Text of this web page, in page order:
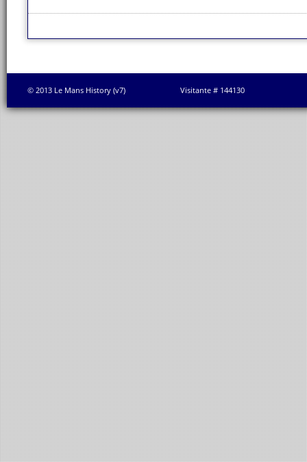
© 2013 Le Mans History (v7) Visitante # 144130